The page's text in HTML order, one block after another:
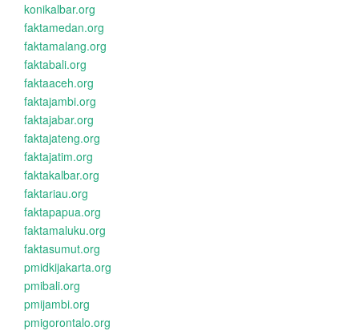
konikalbar.org
faktamedan.org
faktamalang.org
faktabali.org
faktaaceh.org
faktajambi.org
faktajabar.org
faktajateng.org
faktajatim.org
faktakalbar.org
faktariau.org
faktapapua.org
faktamaluku.org
faktasumut.org
pmidkijakarta.org
pmibali.org
pmijambi.org
pmigorontalo.org